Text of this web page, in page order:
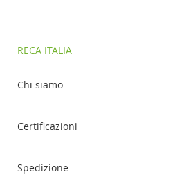
RECA ITALIA
Chi siamo
Certificazioni
Spedizione